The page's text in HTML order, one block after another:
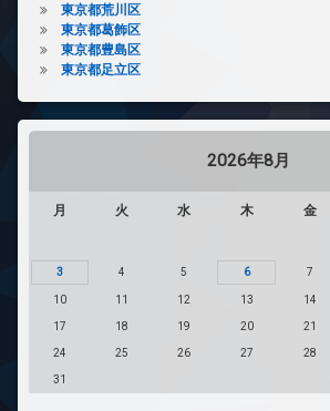
東京都荒川区
東京都葛飾区
東京都豊島区
東京都足立区
2026年8月
月 火 水 木 金
3 4 5 6 7
10 11 12 13 14
17 18 19 20 21
24 25 26 27 28
31